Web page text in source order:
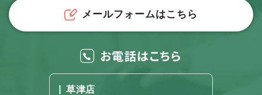
メールフォームはこちら
お電話はこちら
草津店